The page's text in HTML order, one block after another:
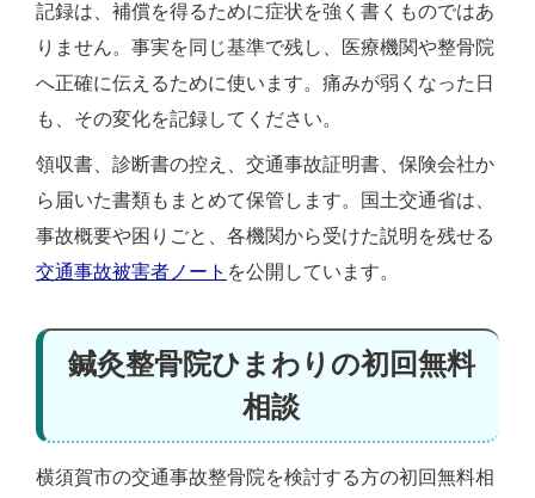
記録は、補償を得るために症状を強く書くものではあ
りません。事実を同じ基準で残し、医療機関や整骨院
へ正確に伝えるために使います。痛みが弱くなった日
も、その変化を記録してください。
領収書、診断書の控え、交通事故証明書、保険会社か
ら届いた書類もまとめて保管します。国土交通省は、
事故概要や困りごと、各機関から受けた説明を残せる
交通事故被害者ノート を公開しています。
鍼灸整骨院ひまわりの初回無料
相談
横須賀市の交通事故整骨院を検討する方の初回無料相